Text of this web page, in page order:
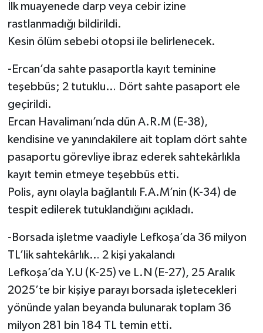
İlk muayenede darp veya cebir izine
rastlanmadığı bildirildi.
Kesin ölüm sebebi otopsi ile belirlenecek.
-Ercan’da sahte pasaportla kayıt teminine
teşebbüs; 2 tutuklu… Dört sahte pasaport ele
geçirildi.
Ercan Havalimanı’nda dün A.R.M (E-38),
kendisine ve yanındakilere ait toplam dört sahte
pasaportu görevliye ibraz ederek sahtekârlıkla
kayıt temin etmeye teşebbüs etti.
Polis, aynı olayla bağlantılı F.A.M’nin (K-34) de
tespit edilerek tutuklandığını açıkladı.
-Borsada işletme vaadiyle Lefkoşa’da 36 milyon
TL’lik sahtekârlık… 2 kişi yakalandı
Lefkoşa’da Y.U (K-25) ve L.N (E-27), 25 Aralık
2025’te bir kişiye parayı borsada işletecekleri
yönünde yalan beyanda bulunarak toplam 36
milyon 281 bin 184 TL temin etti.